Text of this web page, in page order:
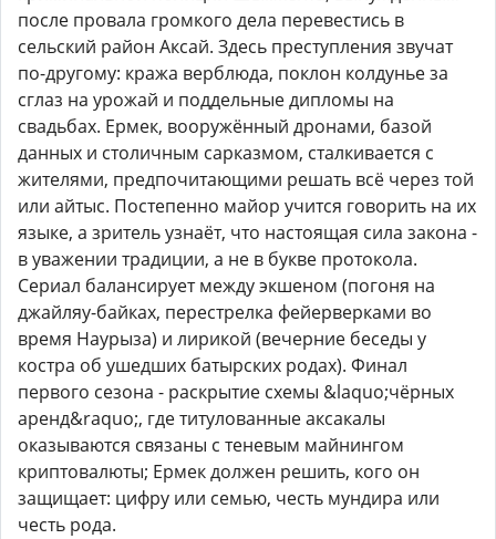
после провала громкого дела перевестись в
сельский район Аксай. Здесь преступления звучат
по-другому: кража верблюда, поклон колдунье за
сглаз на урожай и поддельные дипломы на
свадьбах. Ермек, вооружённый дронами, базой
данных и столичным сарказмом, сталкивается с
жителями, предпочитающими решать всё через той
или айтыс. Постепенно майор учится говорить на их
языке, а зритель узнаёт, что настоящая сила закона -
в уважении традиции, а не в букве протокола.
Сериал балансирует между экшеном (погоня на
джайляу-байках, перестрелка фейерверками во
время Наурыза) и лирикой (вечерние беседы у
костра об ушедших батырских родах). Финал
первого сезона - раскрытие схемы &laquo;чёрных
аренд&raquo;, где титулованные аксакалы
оказываются связаны с теневым майнингом
криптовалюты; Ермек должен решить, кого он
защищает: цифру или семью, честь мундира или
честь рода.